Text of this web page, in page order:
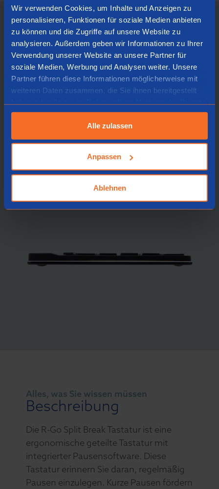
Wir verwenden Cookies, um Inhalte und Anzeigen zu
personalisieren, Funktionen für soziale Medien anbieten
zu können und die Zugriffe auf unsere Website zu
analysieren. Außerdem geben wir Informationen zu Ihrer
Verwendung unserer Website an unsere Partner für
soziale Medien, Werbung und Analysen weiter. Unsere
Partner führen diese Informationen möglicherweise mit
weiteren Daten zusammen, die Sie ihnen bereitgestellt
haben oder die sie im Rahmen Ihrer Nutzung der Dienste
gesammelt haben.
Alle zulassen
Anpassen
Ablehnen
Ultradünnes Design
Flache Tastatur mit
leichtem Tastenanschlag
Die Split Tastatur ist ultradünn, damit die
Handgelenken beim Tippen nicht
eingeklemmt werden. Der spezielle
Scherenmechanismus in den Tasten
sorgt für einen leichten Tastenanschlag,
weniger Anstrengung benötigt ist.
Deshalb sind die Finger beim Tippen
entspannter.
Alles, was Sie wissen müssen
Beschreibung
Die R-Go Split Break Tastatur ist eine
ergonomische geteilte Tastatur mit
integrierter Pausensoftware. Diese
Tastatur erinnern Sie daran, regelmäßig
Pausen einzulegen. Kurze Pausen fördern